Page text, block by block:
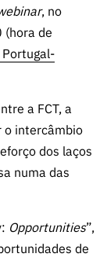
Comunicado
Serviços e
Parcerias
Consultas
ções de
Interesse
FCCN,
serviços
Canais de
, no
(hora de
a FCT, a
o intercâmbio
dos laços
numa das
Opportunities”,
de